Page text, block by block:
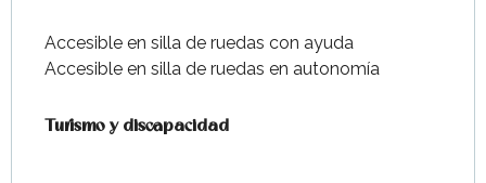
Accesible en silla de ruedas con ayuda
Accesible en silla de ruedas en autonomía
Turismo y discapacidad
Turismo y discapacidad